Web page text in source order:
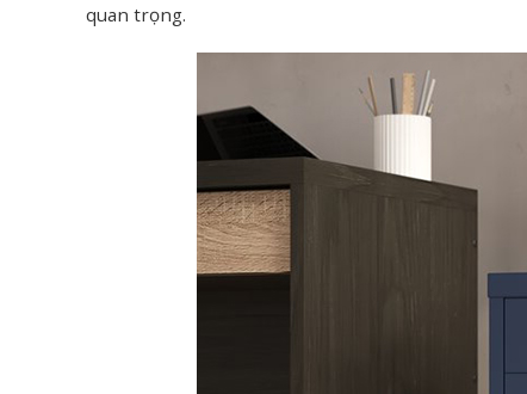
quan trọng.